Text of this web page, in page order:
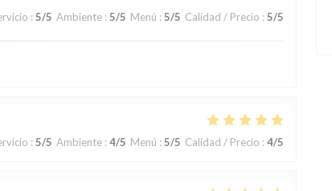
: 5/5 Ambiente : 5/5 Menú : 5/5 Calidad / Precio : 5/5
: 5/5 Ambiente : 4/5 Menú : 5/5 Calidad / Precio : 4/5